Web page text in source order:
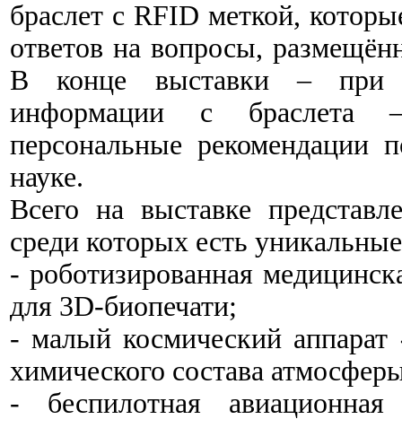
браслет с RFID меткой,
ответов на вопросы,
В конце выставки – при
информации с браслета
персональные рекомендации
науке.
Всего на выставке
среди которых есть
- роботизированная
для 3D-биопечати;
- малый космический
химического состава
- беспилотная